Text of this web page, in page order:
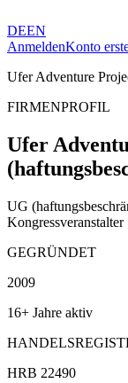
DEEN
AnmeldenKonto
Ufer Adventure
FIRMENPROFIL
Ufer
UG
Kongressveranstalter
GEGRÜNDET
2009
16+ Jahre aktiv
HRB 22490